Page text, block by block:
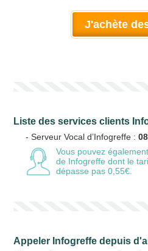
J'achète
Liste des services clients
- Serveur Vocal d’Infogreffe :
Vous pouvez
de Infogreffe dont le
dépasse pas 0,55€.
Appeler Infogreffe depuis